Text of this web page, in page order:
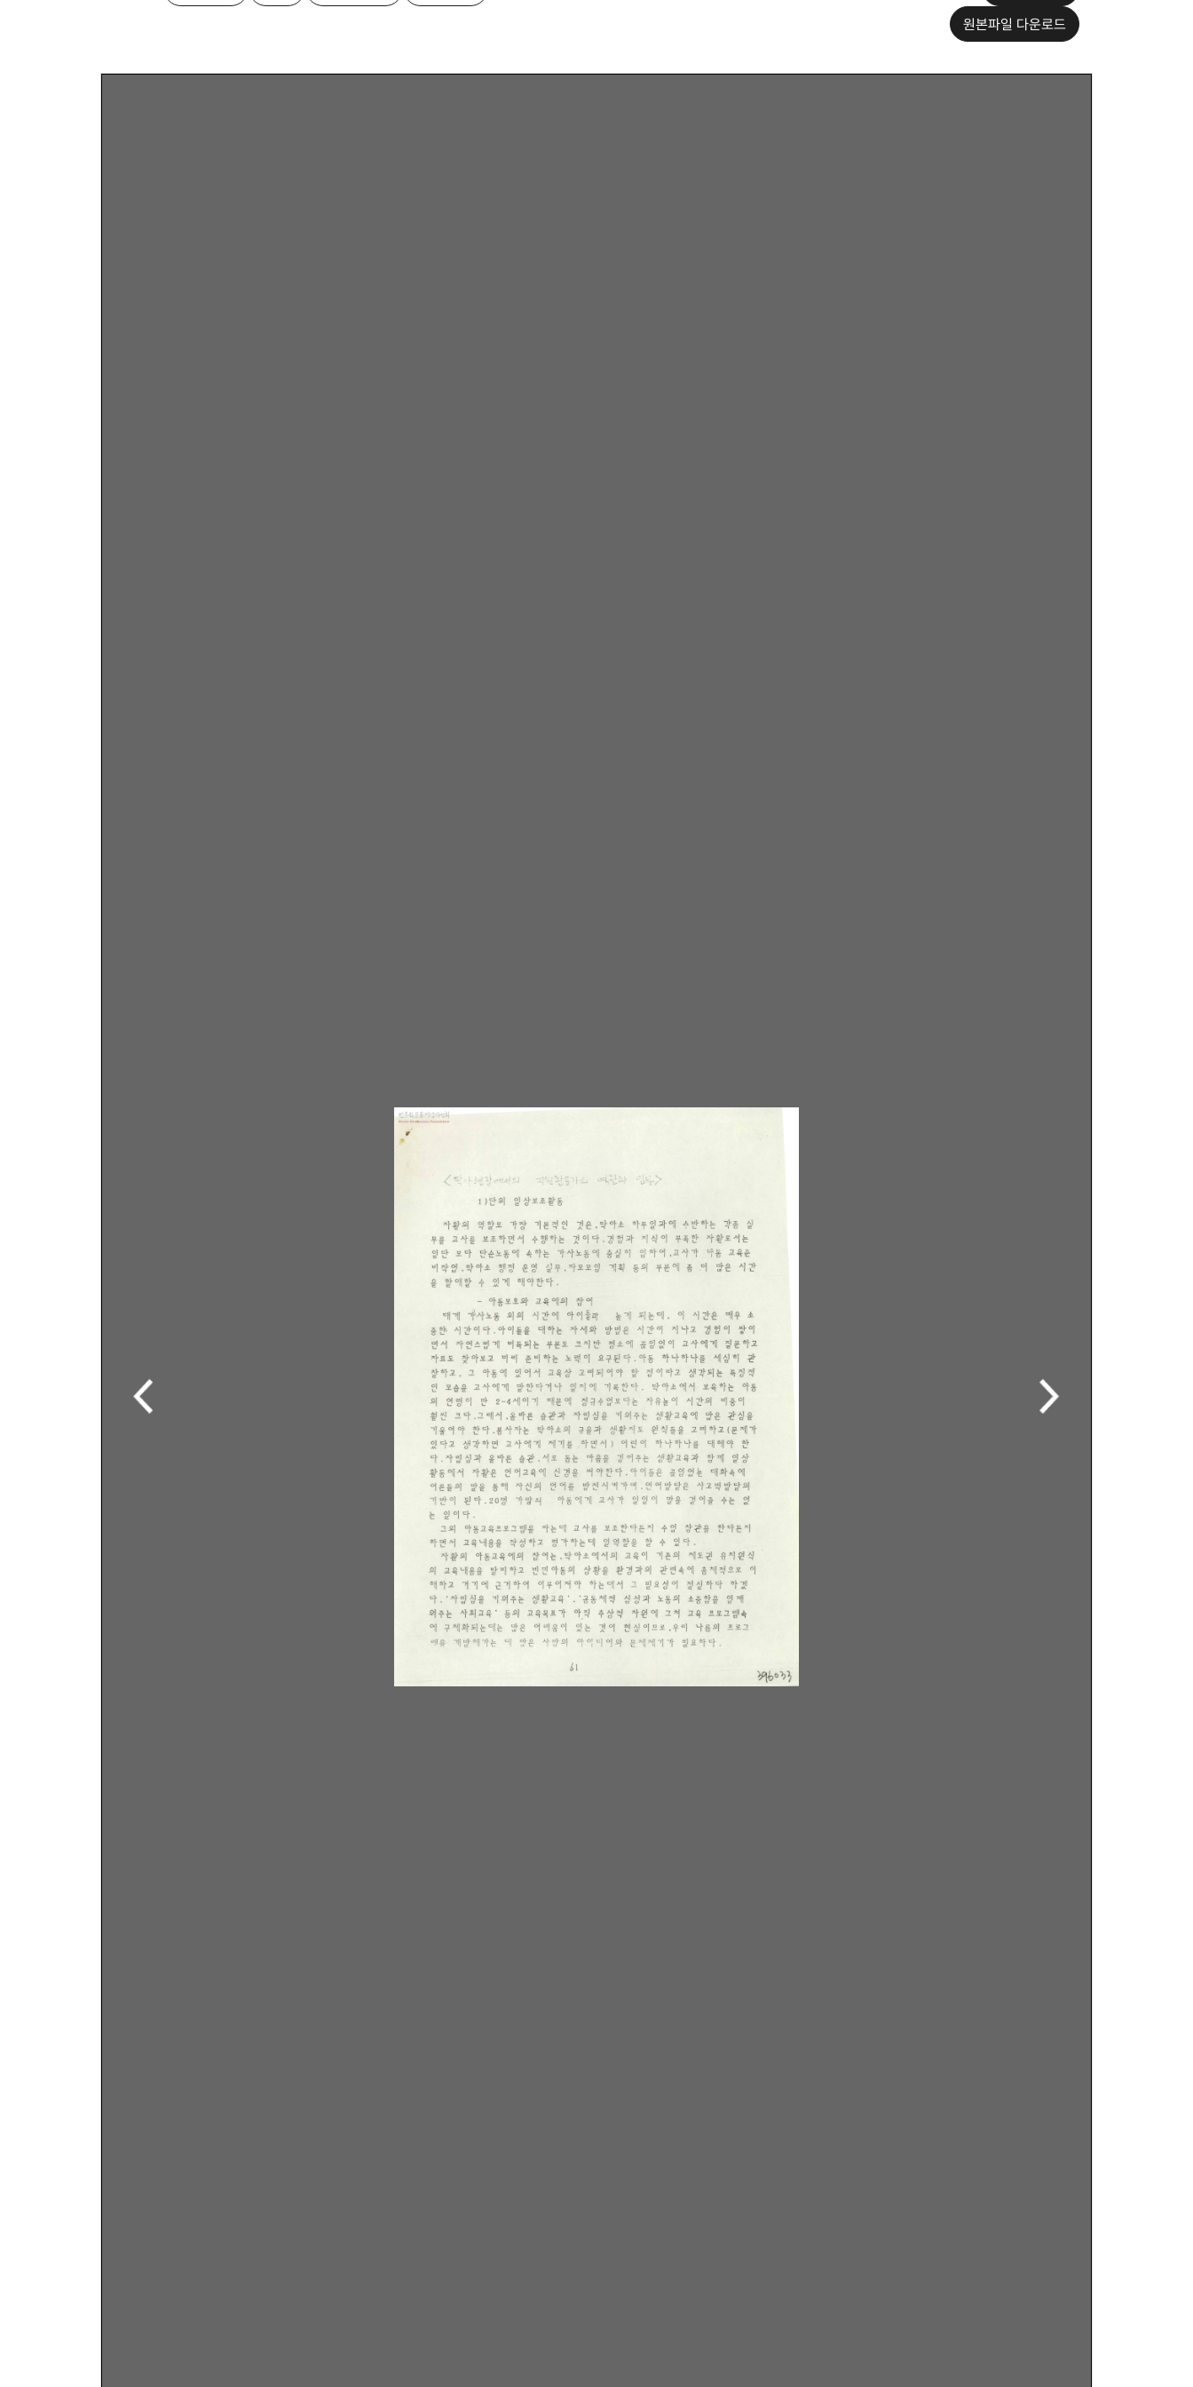
원본파일 다운로드